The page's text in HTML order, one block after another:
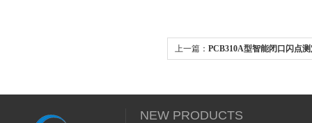
上一篇： PCB310A型智能闭口闪点
NEW PRODUCTS